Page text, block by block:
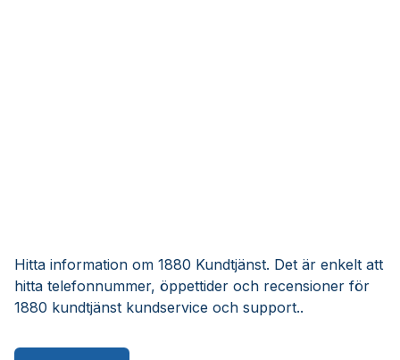
Hitta information om 1880 Kundtjänst. Det är enkelt att
hitta telefonnummer, öppettider och recensioner för
1880 kundtjänst kundservice och support..